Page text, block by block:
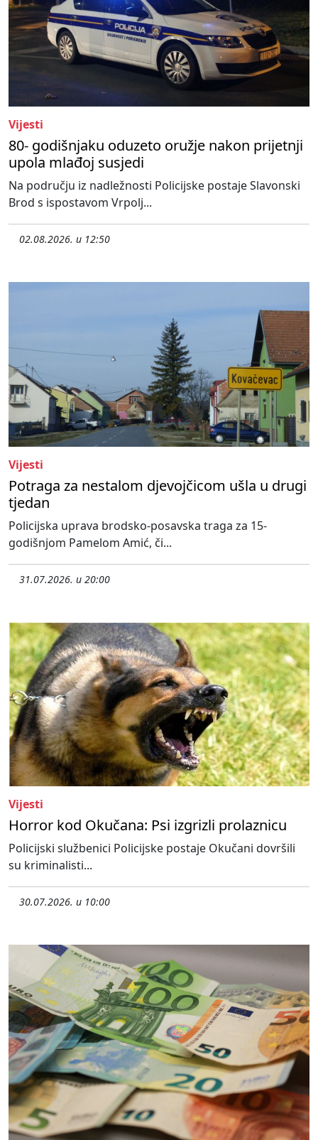
Vijesti
80- godišnjaku oduzeto oružje nakon prijetnji
upola mlađoj susjedi
Na području iz nadležnosti Policijske postaje Slavonski
Brod s ispostavom Vrpolj...
02.08.2026. u 12:50
Vijesti
Potraga za nestalom djevojčicom ušla u drugi
tjedan
Policijska uprava brodsko-posavska traga za 15-
godišnjom Pamelom Amić, či...
31.07.2026. u 20:00
Vijesti
Horror kod Okučana: Psi izgrizli prolaznicu
Policijski službenici Policijske postaje Okučani dovršili
su kriminalisti...
30.07.2026. u 10:00